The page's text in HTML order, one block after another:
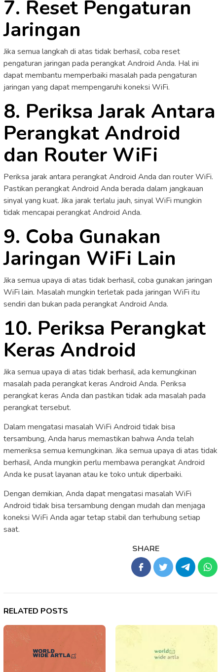
7. Reset Pengaturan
Jaringan
Jika semua langkah di atas tidak berhasil, coba reset
pengaturan jaringan pada perangkat Android Anda. Hal ini
dapat membantu memperbaiki masalah pada pengaturan
jaringan yang dapat mempengaruhi koneksi WiFi.
8. Periksa Jarak Antara
Perangkat Android
dan Router WiFi
Periksa jarak antara perangkat Android Anda dan router WiFi.
Pastikan perangkat Android Anda berada dalam jangkauan
sinyal yang kuat. Jika jarak terlalu jauh, sinyal WiFi mungkin
tidak mencapai perangkat Android Anda.
9. Coba Gunakan
Jaringan WiFi Lain
Jika semua upaya di atas tidak berhasil, coba gunakan jaringan
WiFi lain. Masalah mungkin terletak pada jaringan WiFi itu
sendiri dan bukan pada perangkat Android Anda.
10. Periksa Perangkat
Keras Android
Jika semua upaya di atas tidak berhasil, ada kemungkinan
masalah pada perangkat keras Android Anda. Periksa
perangkat keras Anda dan pastikan tidak ada masalah pada
perangkat tersebut.
Dalam mengatasi masalah WiFi Android tidak bisa
tersambung, Anda harus memastikan bahwa Anda telah
memeriksa semua kemungkinan. Jika semua upaya di atas tidak
berhasil, Anda mungkin perlu membawa perangkat Android
Anda ke pusat layanan atau ke toko untuk diperbaiki.
Dengan demikian, Anda dapat mengatasi masalah WiFi
Android tidak bisa tersambung dengan mudah dan menjaga
koneksi WiFi Anda agar tetap stabil dan terhubung setiap
saat.
SHARE
RELATED POSTS